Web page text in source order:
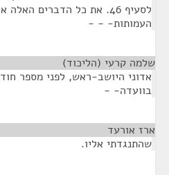
לסעיף 46. את כל הדברים
העמותות- - -
שלמה קרעי (הליכוד)
אדוני היושב-ראש, לפני מספר
בוועדה- -
ארז אורעד
שהתנגדתי אליו.